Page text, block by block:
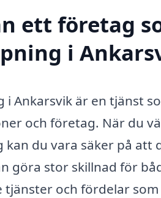
ett företag
i
i Ankarsvik är en tjänst
och företag. När du
kan du vara säker på
göra stor skillnad för
tjänster och fördelar